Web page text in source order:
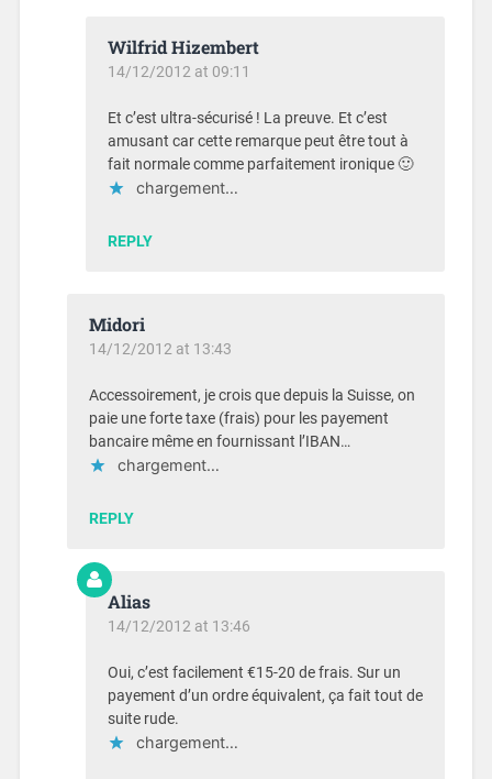
Wilfrid Hizembert
14/12/2012 at 09:11
Et c’est ultra-sécurisé ! La preuve. Et c’est
amusant car cette remarque peut être tout à
fait normale comme parfaitement ironique 🙂
chargement…
REPLY
Midori
14/12/2012 at 13:43
Accessoirement, je crois que depuis la Suisse, on
paie une forte taxe (frais) pour les payement
bancaire même en fournissant l’IBAN…
chargement…
REPLY
Alias
14/12/2012 at 13:46
Oui, c’est facilement €15-20 de frais. Sur un
payement d’un ordre équivalent, ça fait tout de
suite rude.
chargement…